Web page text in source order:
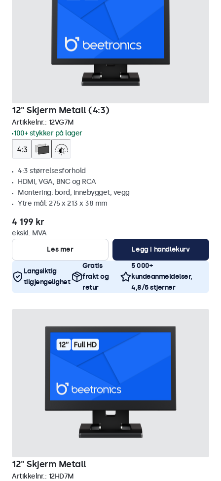
12" Skjerm Metall (4:3)
Artikkelnr.: 12VG7M
100+ stykker på lager
4:3 størrelsesforhold
HDMI, VGA, BNC og RCA
Montering: bord, innebygget, vegg
Ytre mål: 275 x 213 x 38 mm
4 199 kr
ekskl. MVA
Les mer
Legg i handlekurv
Langsiktig
tilgjengelighet
Gratis
frakt og
retur
5 000+
kundeanmeldelser,
4,8/5 stjerner
12" Skjerm Metall
Artikkelnr.: 12HD7M